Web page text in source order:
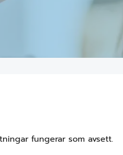
fungerar som avsett.